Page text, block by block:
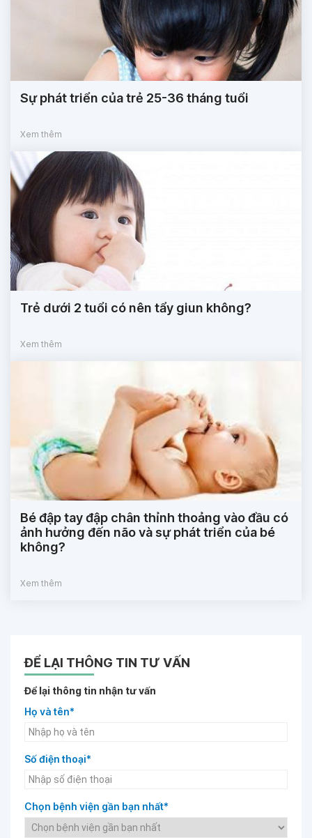
Sự phát triển của trẻ 25-36 tháng tuổi
Xem thêm
Trẻ dưới 2 tuổi có nên tẩy giun không?
Xem thêm
Bé đập tay đập chân thỉnh thoảng vào đầu có
ảnh hưởng đến não và sự phát triển của bé
không?
Xem thêm
ĐỂ LẠI THÔNG TIN TƯ VẤN
Để lại thông tin nhận tư vấn
Họ và tên*
Số điện thoại*
Chọn bệnh viện gần bạn nhất*